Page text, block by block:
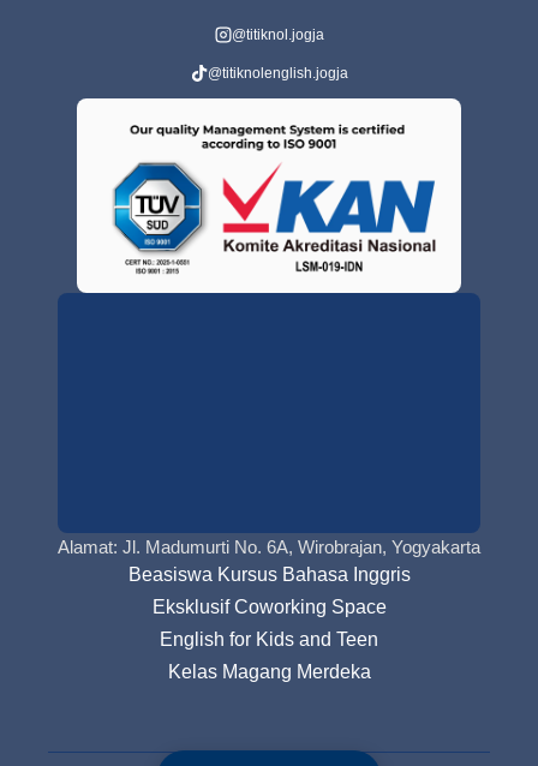
@titiknol.jogja
@titiknolenglish.jogja
Alamat: Jl. Madumurti No. 6A, Wirobrajan, Yogyakarta
Beasiswa Kursus Bahasa Inggris
Eksklusif Coworking Space
English for Kids and Teen
Kelas Magang Merdeka